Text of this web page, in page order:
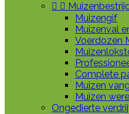
 
Muizengif
Muizenval
Voerdozen
Complete
Muizen
Muizen
Ongedierte